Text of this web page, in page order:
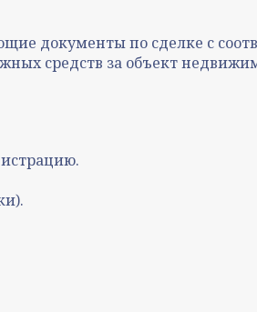
документы по сделке с
средств за объект